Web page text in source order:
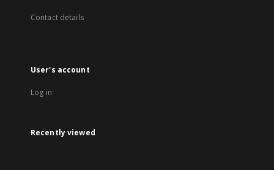
Contact details
User's account
Log in
Recently viewed